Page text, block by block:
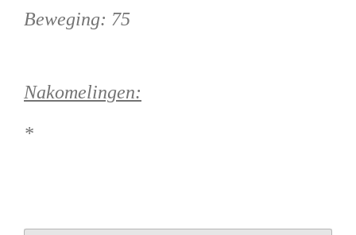
Beweging: 75
Nakomelingen:
*